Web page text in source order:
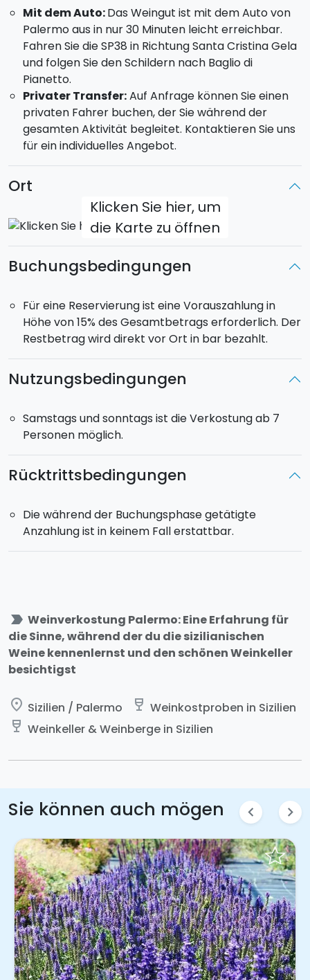
Viafrancia Rosato (Terre Siciliane IGT – Bio),
Viafrancia Rosso (Sizilien DOC – Bio).
Verkostung von 5 Weinen:Enthält 4 Weine,
ausgewählt aus der Viafrancia-Linie und der Etna-
Linie: Viafrancia Bianco (Sizilien DOC – Bio),
Viafrancia Rosso (Sizilien DOC – Bio), Fermata 125
Etna, Bianco – Carricante (Etna DOC – Bio),
Fermata 125 Etna Rosso – Nerello Mascalese (Etna
DOC – Bio).
Die Führung dauert 1 Stunde.
Mit dem Auto:Das Weingut ist mit dem Auto von
Palermo aus in nur 30 Minuten leicht erreichbar.
Fahren Sie die SP38 in Richtung Santa Cristina Gela
und folgen Sie den Schildern nach Baglio di
Pianetto.
Privater Transfer:Auf Anfrage können Sie einen
privaten Fahrer buchen, der Sie während der
gesamten Aktivität begleitet. Kontaktieren Sie uns
für ein individuelles Angebot.
Ort
Klicken Sie hier, um
die Karte zu öffnen
Buchungsbedingungen
Für eine Reservierung ist eine Vorauszahlung in
Höhe von 15% des Gesamtbetrags erforderlich. Der
Restbetrag wird direkt vor Ort in bar bezahlt.
Nutzungsbedingungen
Samstags und sonntags ist die Verkostung ab 7
Personen möglich.
Rücktrittsbedingungen
Die während der Buchungsphase getätigte
Anzahlung ist in keinem Fall erstattbar.
label_important Weinverkostung Palermo: Eine Erfahrung für
die Sinne, während der du die sizilianischen
Weine kennenlernst und den schönen Weinkeller
besichtigst
place Sizilien / Palermo wine_bar Weinkostproben in Sizilien
wine_bar Weinkeller & Weinberge in Sizilien
Sie können auch mögen chevron_left chevron_right